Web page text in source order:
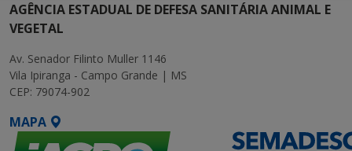
AGÊNCIA ESTADUAL DE DEFESA SANITÁRIA ANIMAL E
VEGETAL
Av. Senador Filinto Muller 1146
Vila Ipiranga - Campo Grande | MS
CEP: 79074-902
MAPA